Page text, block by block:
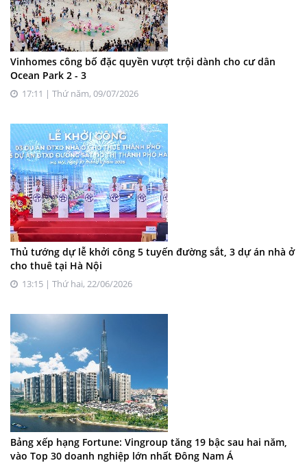
Vinhomes công bố đặc quyền vượt trội dành cho cư dân
Ocean Park 2 - 3
17:11 | Thứ năm, 09/07/2026
Thủ tướng dự lễ khởi công 5 tuyến đường sắt, 3 dự án nhà ở
cho thuê tại Hà Nội
13:15 | Thứ hai, 22/06/2026
Bảng xếp hạng Fortune: Vingroup tăng 19 bậc sau hai năm,
vào Top 30 doanh nghiệp lớn nhất Đông Nam Á